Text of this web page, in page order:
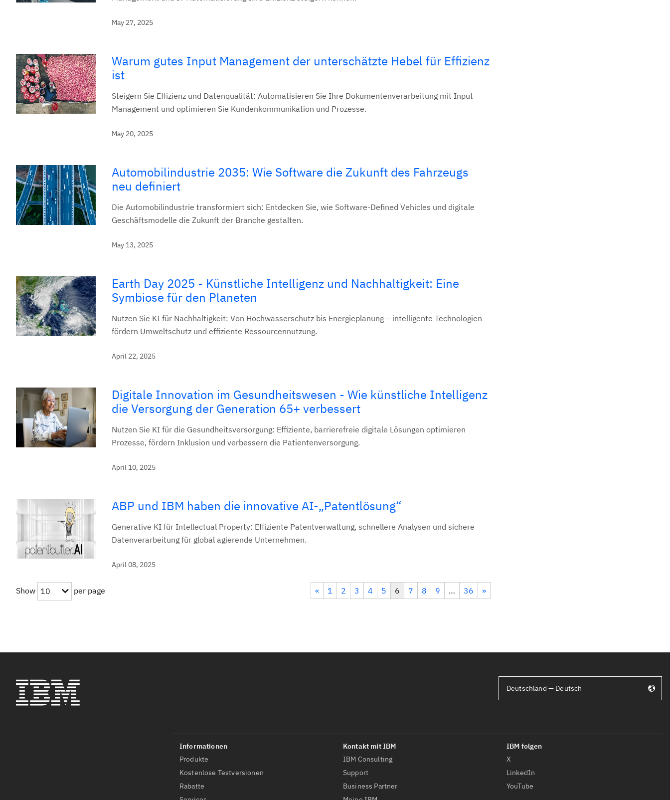
May 27, 2025
Warum gutes Input Management der unterschätzte Hebel für Effizienz
ist
Steigern Sie Effizienz und Datenqualität: Automatisieren Sie Ihre Dokumentenverarbeitung mit Input
Management und optimieren Sie Kundenkommunikation und Prozesse.
May 20, 2025
Automobilindustrie 2035: Wie Software die Zukunft des Fahrzeugs
neu definiert
Die Automobilindustrie transformiert sich: Entdecken Sie, wie Software-Defined Vehicles und digitale
Geschäftsmodelle die Zukunft der Branche gestalten.
May 13, 2025
Earth Day 2025 - Künstliche Intelligenz und Nachhaltigkeit: Eine
Symbiose für den Planeten
Nutzen Sie KI für Nachhaltigkeit: Von Hochwasserschutz bis Energieplanung – intelligente Technologien
fördern Umweltschutz und effiziente Ressourcennutzung.
April 22, 2025
Digitale Innovation im Gesundheitswesen - Wie künstliche Intelligenz
die Versorgung der Generation 65+ verbessert
Nutzen Sie KI für die Gesundheitsversorgung: Effiziente, barrierefreie digitale Lösungen optimieren
Prozesse, fördern Inklusion und verbessern die Patientenversorgung.
April 10, 2025
ABP und IBM haben die innovative AI-„Patentlösung“
Generative KI für Intellectual Property: Effiziente Patentverwaltung, schnellere Analysen und sichere
Datenverarbeitung für global agierende Unternehmen.
April 08, 2025
Show 10 per page « 1 2 3 4 5 6 7 8 9 … 36 »
Produkte
Kostenlose Testversionen
Rabatte
IBM Consulting
Support
Business Partner
X
LinkedIn
YouTube
Deutschland — Deutsch